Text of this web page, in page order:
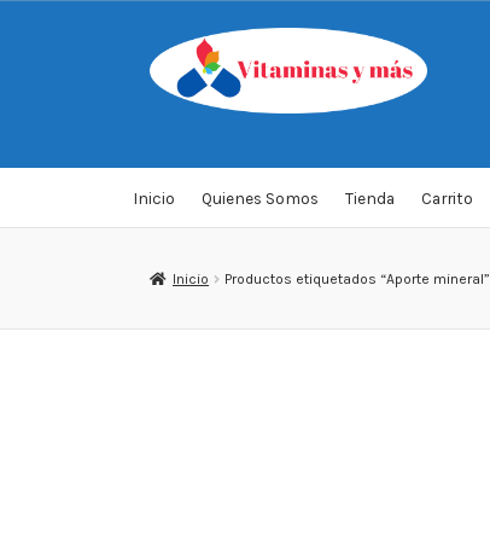
Saltar
a
navegación
al
contenido
Inicio Quienes Somos Tienda Carrito
Inicio Productos etiquetados “Aporte mineral”